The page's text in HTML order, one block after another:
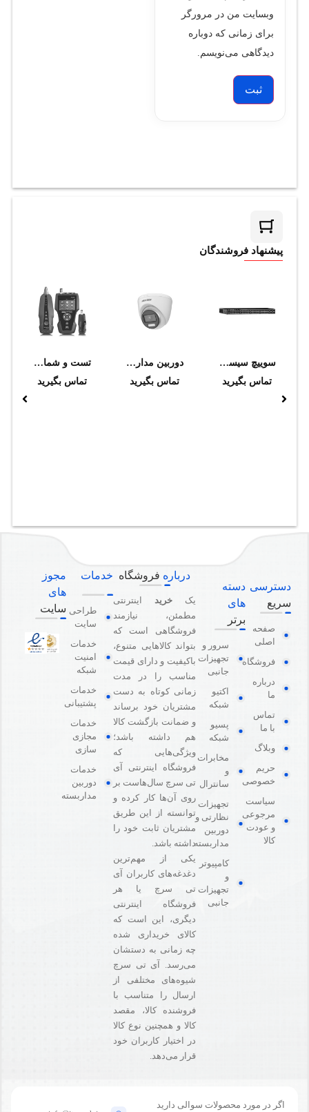
وبسایت من در مرورگر
برای زمانی که دوباره
دیدگاهی می‌نویسم.
پیشنهاد فروشندگان
سوييچ سيسکو مدل WS-C2960X-48FPS-L
تماس بگیرید
دوربین مداربسته هایک ویژن مدل DS-2CE72DF3T-F(3.6mm)
تماس بگیرید
تست و شماره‌گذاری نودهای شبکه و تلفن
تماس بگیرید
دسترسی
سریع
صفحه
اصلی
فروشگاه
درباره
ما
تماس
با ما
وبلاگ
حریم
خصوصی
سیاست
مرجوعی
و عودت
کالا
دسته
های
برتر
سرور و
تجهیزات
جانبی
اکتیو
شبکه
پسیو
شبکه
مخابرات
و
سانترال
تجهیزات
نظارتی و
دوربین
مداربسته
کامپیوتر
و
تجهیزات
جانبی
درباره فروشگاه
یک خریداینترنتی
مطمئن، نیازمند
فروشگاهی است که
بتواند کالاهایی متنوع،
باکیفیت و دارای قیمت
مناسب را در مدت
زمانی کوتاه به دست
مشتریان خود برساند
و ضمانت بازگشت کالا
هم داشته باشد؛
ویژگی‌هایی که
فروشگاه اینترنتی آی
تی سرچ سال‌هاست بر
روی آن‌ها کار کرده و
توانسته از این طریق
مشتریان ثابت خود را
داشته باشد.
یکی از مهم‌ترین
دغدغه‌های کاربران آی
تی سرچ یا هر
فروشگاه‌ اینترنتی
دیگری، این است که
کالای خریداری شده
چه زمانی به دستشان
می‌رسد. آی تی سرچ
شیوه‌های مختلفی از
ارسال را متناسب با
فروشنده کالا،‌ مقصد
کالا و همچنین نوع کالا
در اختیار کاربران خود
قرار می‌دهد.
خدمات
طراحی
سایت
خدمات
امنیت
شبکه
خدمات
پشتیبانی
خدمات
مجازی
سازی
خدمات
دوربین
مداربسته
مجوز
های
سایت
اگر در مورد محصولات سوالی دارید